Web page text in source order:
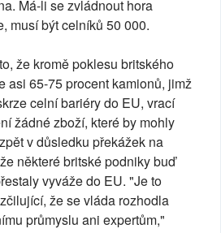
Má-li se zvládnout hora
musí být celníků 50 000.
že kromě poklesu britského
asi 65-75 procent kamionů, jimž
celní bariéry do EU, vrací
žádné zboží, které by mohly
v důsledku překážek na
některé britské podniky buď
vyváže do EU. "Je to
že se vláda rozhodla
průmyslu ani expertům,"